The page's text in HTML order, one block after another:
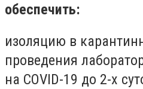
обеспечить:
изоляцию в
проведения
на COVID-19 до 2-х